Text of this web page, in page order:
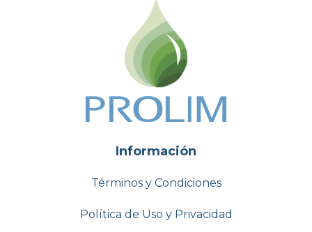
Información
Términos y Condiciones
Política de Uso y Privacidad